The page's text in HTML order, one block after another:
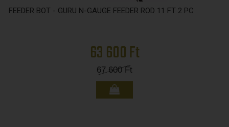
FEEDER BOT - GURU N-GAUGE FEEDER ROD 11 FT 2 PC
63 600 Ft
67 600Ft